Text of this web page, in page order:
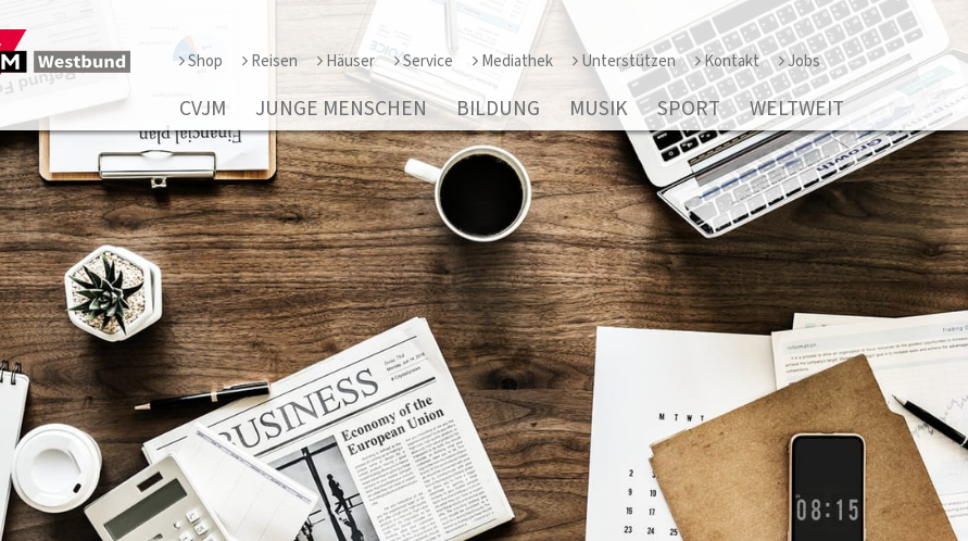
Shop Reisen Häuser Service Mediathek Unterstützen Kontakt Jobs
CVJM JUNGE MENSCHEN BILDUNG MUSIK SPORT WELTWEIT